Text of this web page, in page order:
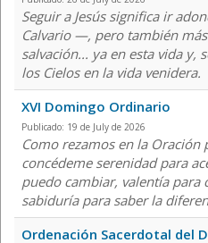
Seguir a Jesús significa ir
Calvario —, pero también
salvación... ya en esta vida y,
los Cielos en la vida venidera.
XVI Domingo Ordinario
Publicado: 19 de July de 2026
Como rezamos en la Oración
concédeme serenidad para
puedo cambiar, valentía para
sabiduría para saber la
Ordenación Sacerdotal del